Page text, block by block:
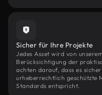
Sicher für Ihre Projekte
Jedes Asset wird von
Berücksichtigung der
achten darauf, dass es
urheberrechtlich geschützte
Standards entspricht.